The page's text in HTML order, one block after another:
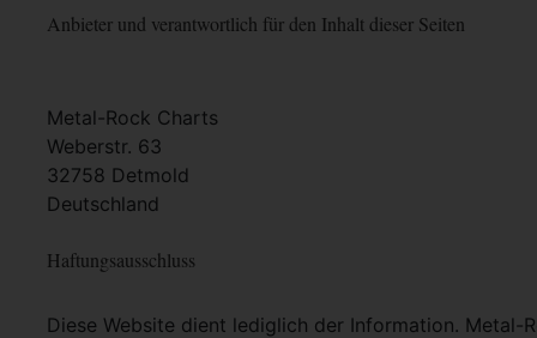
Anbieter und verantwortlich für den Inhalt dieser Seiten
Metal-Rock Charts
Weberstr. 63
32758 Detmold
Deutschland
Haftungsausschluss
Diese Website dient lediglich der Information. Metal-